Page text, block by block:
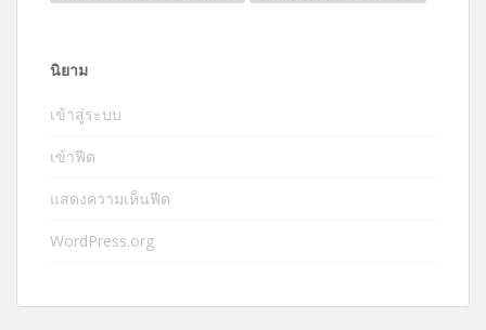
นิยาม
เข้าสู่ระบบ
เข้าฟีด
แสดงความเห็นฟีด
WordPress.org